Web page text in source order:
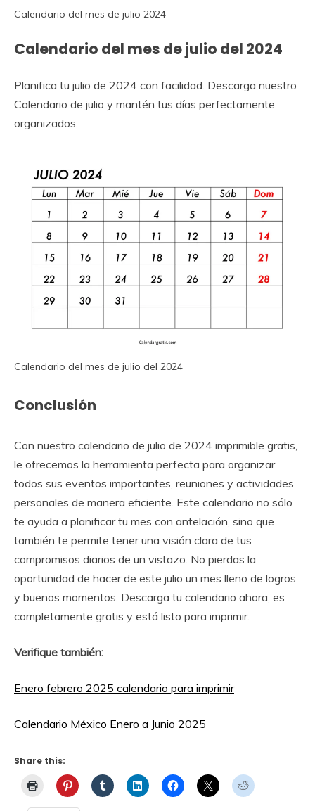
Calendario del mes de julio 2024
Calendario del mes de julio del 2024
Planifica tu julio de 2024 con facilidad. Descarga nuestro
Calendario de julio y mantén tus días perfectamente
organizados.
Calendario del mes de julio del 2024
Conclusión
Con nuestro calendario de julio de 2024 imprimible gratis,
le ofrecemos la herramienta perfecta para organizar
todos sus eventos importantes, reuniones y actividades
personales de manera eficiente. Este calendario no sólo
te ayuda a planificar tu mes con antelación, sino que
también te permite tener una visión clara de tus
compromisos diarios de un vistazo. No pierdas la
oportunidad de hacer de este julio un mes lleno de logros
y buenos momentos. Descarga tu calendario ahora, es
completamente gratis y está listo para imprimir.
Verifique también:
Enero febrero 2025 calendario para imprimir
Calendario México Enero a Junio ​​2025
Share this: